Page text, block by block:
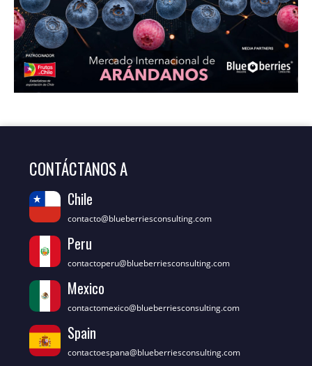
CONTÁCTANOS A
Chile
contacto@blueberriesconsulting.com
Peru
contactoperu@blueberriesconsulting.com
Mexico
contactomexico@blueberriesconsulting.com
Spain
contactoespana@blueberriesconsulting.com